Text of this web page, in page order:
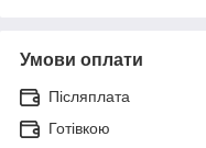
Умови оплати
Післяплата
Готівкою